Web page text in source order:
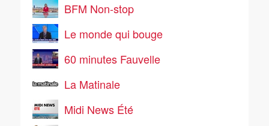
BFM Non-stop
Le monde qui bouge
60 minutes Fauvelle
La Matinale
Midi News Été